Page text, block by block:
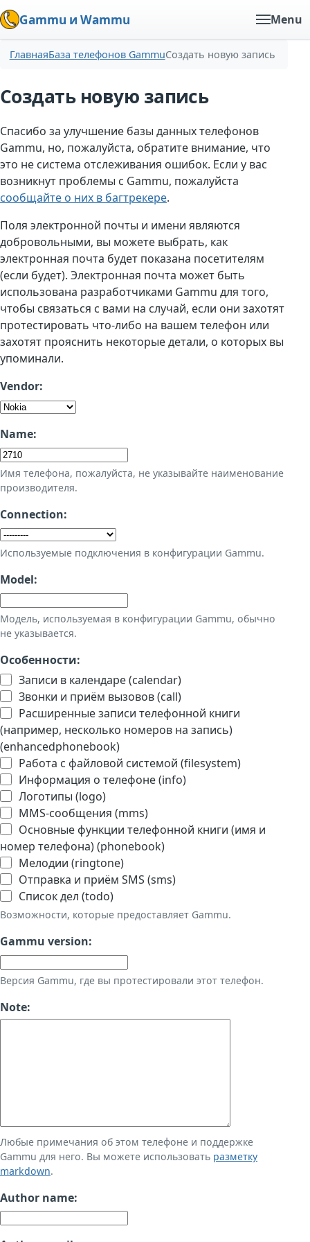
Gammu и Wammu Menu
ГлавнаяБаза телефонов GammuСоздать новую запись
Создать новую запись
Спасибо за улучшение базы данных телефонов
Gammu, но, пожалуйста, обратите внимание, что
это не система отслеживания ошибок. Если у вас
возникнут проблемы с Gammu, пожалуйста
сообщайте о них в багтрекере.
Поля электронной почты и имени являются
добровольными, вы можете выбрать, как
электронная почта будет показана посетителям
(если будет). Электронная почта может быть
использована разработчиками Gammu для того,
чтобы связаться с вами на случай, если они захотят
протестировать что-либо на вашем телефон или
захотят прояснить некоторые детали, о которых вы
упоминали.
Vendor:
Name:
Имя телефона, пожалуйста, не указывайте наименование
производителя.
Connection:
Используемые подключения в конфигурации Gammu.
Model:
Модель, используемая в конфигурации Gammu, обычно
не указывается.
Особенности:
Записи в календаре (calendar)
Звонки и приём вызовов (call)
Расширенные записи телефонной книги
(например, несколько номеров на запись)
(enhancedphonebook)
Работа с файловой системой (filesystem)
Информация о телефоне (info)
Логотипы (logo)
MMS-сообщения (mms)
Основные функции телефонной книги (имя и
номер телефона) (phonebook)
Мелодии (ringtone)
Отправка и приём SMS (sms)
Список дел (todo)
Возможности, которые предоставляет Gammu.
Gammu version:
Версия Gammu, где вы протестировали этот телефон.
Note:
Любые примечания об этом телефоне и поддержке
Gammu для него. Вы можете использовать разметку
markdown.
Author name: